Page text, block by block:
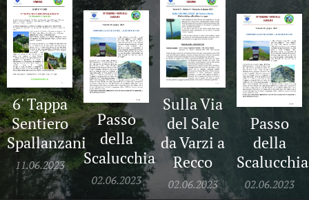
6' Tappa
Sentiero
Spallanzani
11.06.2023
Passo
della
Scalucchia
02.06.2023
Sulla Via
del Sale
da Varzi a
Recco
02.06.2023
Passo
della
Scalucchia
02.06.2023